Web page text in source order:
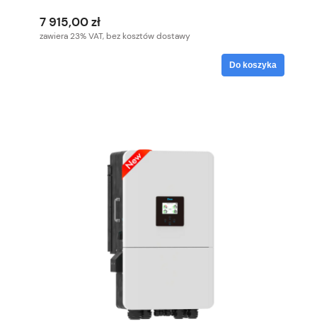
7 915,00 zł
zawiera 23% VAT, bez kosztów dostawy
Do koszyka